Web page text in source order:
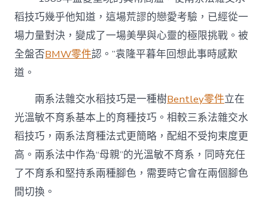
稻技巧幾乎他知道，這場荒謬的戀愛考驗，已經從一
場力量對決，變成了一場美學與心靈的極限挑戰。被
全盤否BMW零件認。”袁隆平暮年回想此事時感歎
道。
兩系法雜交水稻技巧是一種樹Bentley零件立在
光溫敏不育系基本上的育種技巧。相較三系法雜交水
稻技巧，兩系法育種法式更簡略，配組不受拘束度更
高。兩系法中作為“母親”的光溫敏不育系，同時充任
了不育系和堅持系兩種腳色，需要時它會在兩個腳色
間切換。